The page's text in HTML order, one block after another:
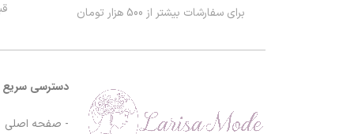
برای سفارشات بیشتر از 500 هزار تومان
دسترسی سریع
- صفحه اصلی